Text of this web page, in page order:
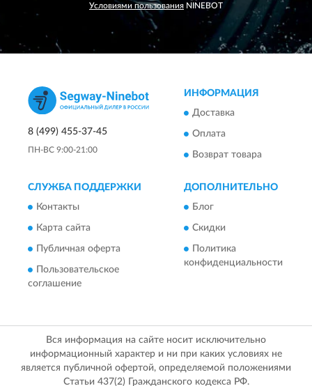
Условиями пользования NINEBOT
8 (499) 455-37-45
ПН-ВС 9:00-21:00
ИНФОРМАЦИЯ
Доставка
Оплата
Возврат товара
СЛУЖБА ПОДДЕРЖКИ
Контакты
Карта сайта
Публичная оферта
Пользовательское
соглашение
ДОПОЛНИТЕЛЬНО
Блог
Скидки
Политика
конфиденциальности
Вся информация на сайте носит исключительно
информационный характер и ни при каких условиях не
является публичной офертой, определяемой положениями
Статьи 437(2) Гражданского кодекса РФ.